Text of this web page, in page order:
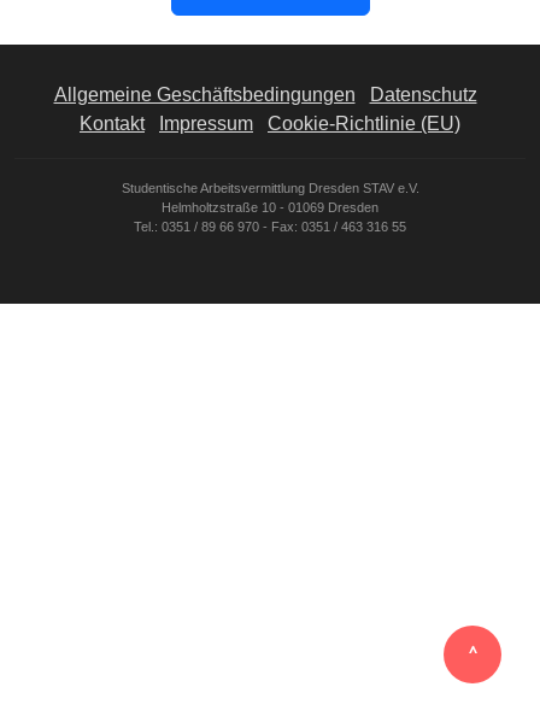
‸
Allgemeine Geschäftsbedingungen
Datenschutz
Kontakt
Impressum Cookie-Richtlinie (EU)
Studentische Arbeitsvermittlung Dresden STAV e.V.
Helmholtzstraße 10 - 01069 Dresden
Tel.: 0351 / 89 66 970 - Fax: 0351 / 463 316 55